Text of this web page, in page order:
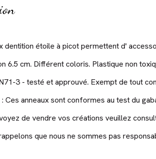
dentition étoile à picot permettent d'
6.5 cm. Différent coloris. Plastique non
3 - testé et approuvé. Exempt de tout
Ces anneaux sont conformes au test du
de vendre vos créations veuillez
que nous ne sommes pas